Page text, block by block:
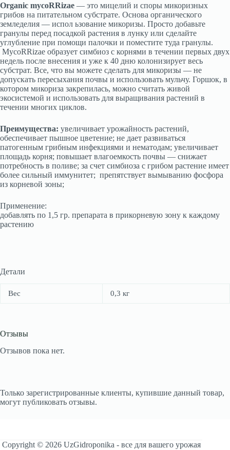
Organic mycoRRizae — это мицелий и споры микоризных
грибов на питательном субстрате. Основа органического
земледелия — испол ьзование микоризы. Просто добавьте
гранулы перед посадкой растения в лунку или сделайте
углубление при помощи палочки и поместите туда гранулы.
MycoRRizae образует симбиоз с корнями в течении первых двух
недель после внесения и уже к 40 дню колонизирует весь
субстрат. Все, что вы можете сделать для микоризы — не
допускать пересыхания почвы и использовать мульчу. Горшок, в
котором микориза закрепилась, можно считать живой
экосистемой и использовать для выращивания растений в
течении многих циклов.
Преимущества: увеличивает урожайность растений,
обеспечивает пышное цветение; не дает развиваться
патогенным грибным инфекциями и нематодам; увеличивает
площадь корня; повышает влагоемкость почвы — снижает
потребность в поливе; за счет симбиоза с грибом растение имеет
более сильный иммунитет; препятствует вымыванию фосфора
из корневой зоны;
Применение:
добавлять по 1,5 гр. препарата в прикорневую зону к каждому
растению
Детали
Вес 0,3 кг
Отзывы
Отзывов пока нет.
Только зарегистрированные клиенты, купившие данный товар,
могут публиковать отзывы.
Copyright © 2026 UzGidroponika - все для вашего урожая